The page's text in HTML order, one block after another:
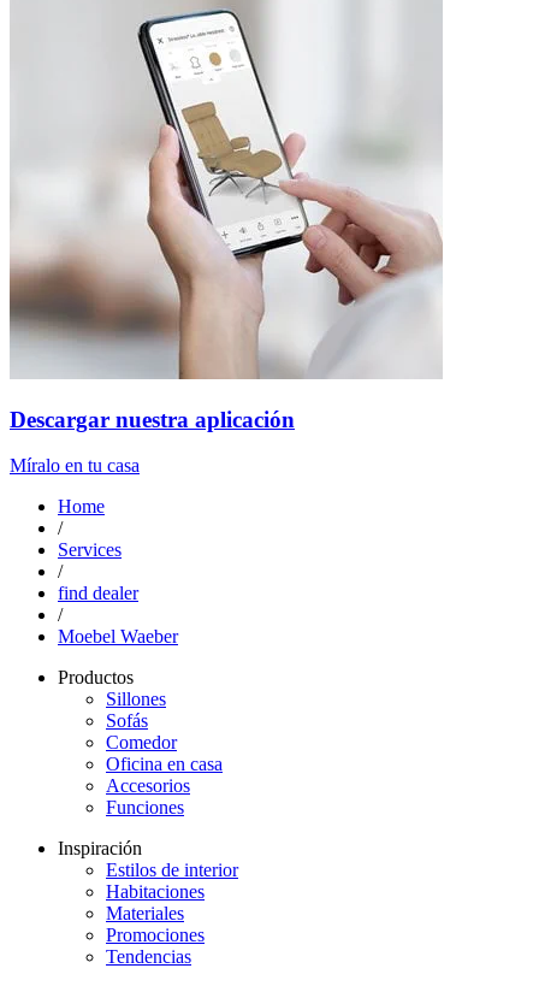
Descargar nuestra aplicación
Míralo en tu casa
Home
/
Services
/
find dealer
/
Moebel Waeber
Productos
Sillones
Sofás
Comedor
Oficina en casa
Accesorios
Funciones
Inspiración
Estilos de interior
Habitaciones
Materiales
Promociones
Tendencias